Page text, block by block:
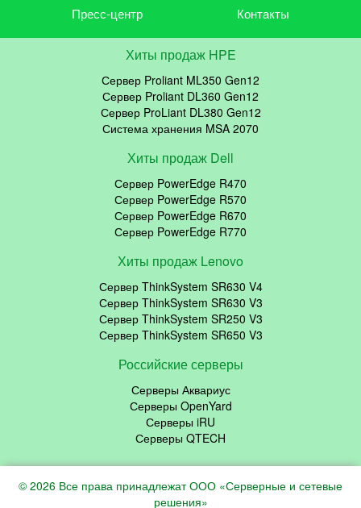
Пресс-центр
Контакты
Хиты продаж HPE
Сервер Proliant ML350 Gen12
Сервер Proliant DL360 Gen12
Сервер ProLiant DL380 Gen12
Система хранения MSA 2070
Хиты продаж Dell
Сервер PowerEdge R470
Сервер PowerEdge R570
Сервер PowerEdge R670
Сервер PowerEdge R770
Хиты продаж Lenovo
Сервер ThinkSystem SR630 V4
Сервер ThinkSystem SR630 V3
Сервер ThinkSystem SR250 V3
Сервер ThinkSystem SR650 V3
Российские серверы
Серверы Аквариус
Серверы OpenYard
Серверы iRU
Серверы QTECH
© 2026 Все права принадлежат ООО «Серверные и сетевые
решения»